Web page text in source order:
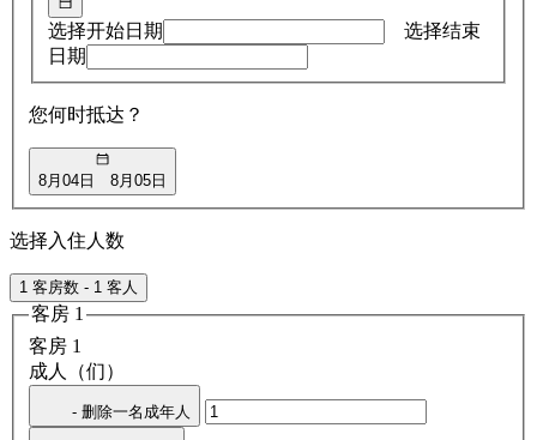
选择开始日期
选择结束
日期
您何时抵达？
8月04日 8月05日
选择入住人数
1 客房数 - 1 客人
客房 1
客房 1
成人（们）
- 删除一名成年人